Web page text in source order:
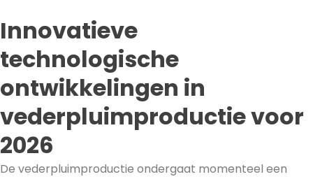
Innovatieve
technologische
ontwikkelingen in
vederpluimproductie voor
2026
De vederpluimproductie ondergaat momenteel een